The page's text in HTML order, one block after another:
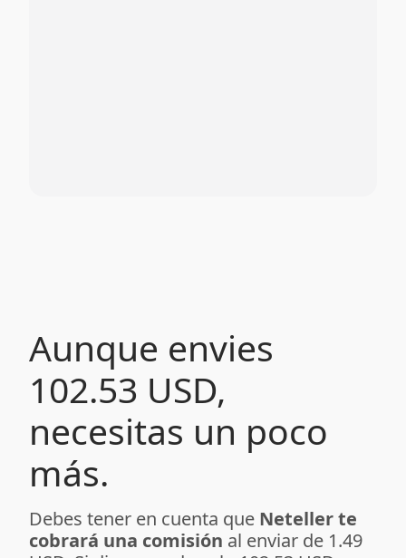
Aunque envies
102.53 USD,
necesitas un poco
más.
Debes tener en cuenta que Neteller te
cobrará una comisión al enviar de 1.49